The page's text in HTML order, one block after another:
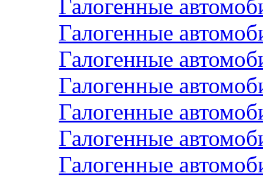
Галогенные
Галогенные
Галогенные
Галогенные
Галогенные
Галогенные
Галогенные